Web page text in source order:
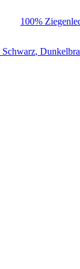
100%
Schwarz,